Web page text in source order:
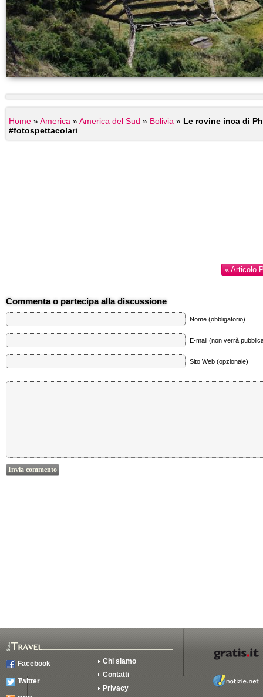
Home »America »America del Sud » Bolivia » Le rovine inca di
#fotospettacolari
« Articolo
Commenta o partecipa alla discussione
Nome (obbligatorio)
E-mail (non verrà
Sito Web (opzionale)
Facebook
Twitter
Chi siamo
Contatti
Privacy